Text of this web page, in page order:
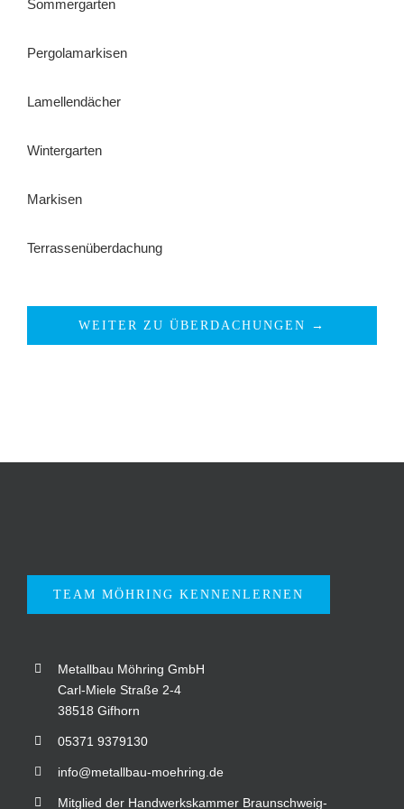
Sommergarten
Pergolamarkisen
Lamellendächer
Wintergarten
Markisen
Terrassenüberdachung
WEITER ZU ÜBERDACHUNGEN →
TEAM MÖHRING KENNENLERNEN
Metallbau Möhring GmbH
Carl-Miele Straße 2-4
38518 Gifhorn
05371 9379130
info@metallbau-moehring.de
Mitglied der Handwerkskammer Braunschweig-